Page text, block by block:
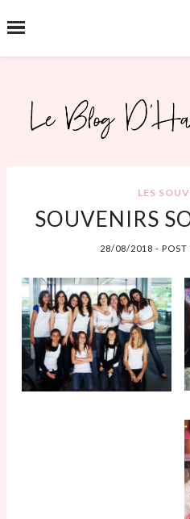
SEARCH
LES
SOUVENIRS
28/08/2018-